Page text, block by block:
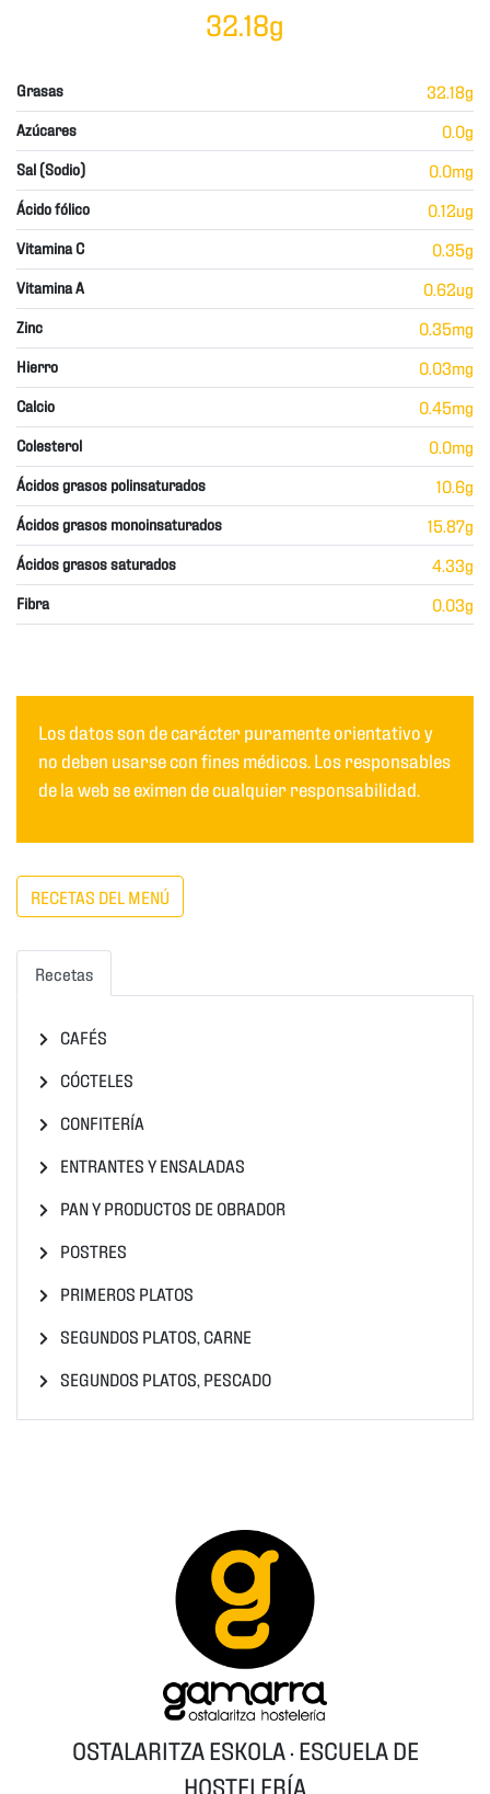
RECETAS DEL MENÚ
Recetas
CAFÉS
CÓCTELES
CONFITERÍA
ENTRANTES Y ENSALADAS
PAN Y PRODUCTOS DE OBRADOR
POSTRES
PRIMEROS PLATOS
SEGUNDOS PLATOS, CARNE
SEGUNDOS PLATOS, PESCADO
32.18g
Grasas 32.18g
Azúcares 0.0g
Sal (Sodio) 0.0mg
Ácido fólico 0.12ug
Vitamina C 0.35g
Vitamina A 0.62ug
Zinc 0.35mg
Hierro 0.03mg
Calcio 0.45mg
Colesterol 0.0mg
Ácidos grasos polinsaturados 10.6g
Ácidos grasos monoinsaturados 15.87g
Ácidos grasos saturados 4.33g
Fibra 0.03g
Los datos son de carácter puramente orientativo y
no deben usarse con fines médicos. Los responsables
de la web se eximen de cualquier responsabilidad.
OSTALARITZA ESKOLA · ESCUELA DE
HOSTELERÍA